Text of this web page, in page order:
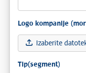
Logo kompanije
Izaberite
Tip(segment)